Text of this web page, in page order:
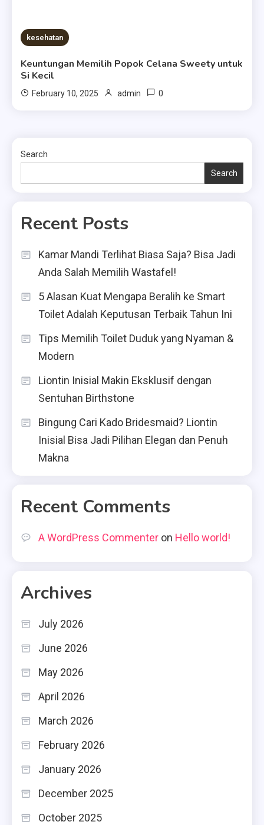
kesehatan
Keuntungan Memilih Popok Celana Sweety untuk
Si Kecil
February 10, 2025 admin 0
Search
Search
Recent Posts
Kamar Mandi Terlihat Biasa Saja? Bisa Jadi
Anda Salah Memilih Wastafel!
5 Alasan Kuat Mengapa Beralih ke Smart
Toilet Adalah Keputusan Terbaik Tahun Ini
Tips Memilih Toilet Duduk yang Nyaman &
Modern
Liontin Inisial Makin Eksklusif dengan
Sentuhan Birthstone
Bingung Cari Kado Bridesmaid? Liontin
Inisial Bisa Jadi Pilihan Elegan dan Penuh
Makna
Recent Comments
A WordPress Commenter on Hello world!
Archives
July 2026
June 2026
May 2026
April 2026
March 2026
February 2026
January 2026
December 2025
October 2025